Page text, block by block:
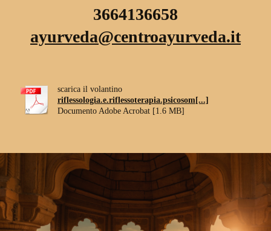
3664136658
ayurveda@centroayurveda.it
scarica il volantino
riflessologia.e.riflessoterapia.psicosom[...]
Documento Adobe Acrobat [1.6 MB]